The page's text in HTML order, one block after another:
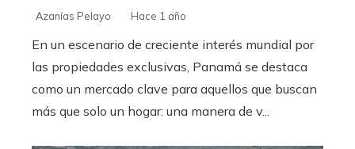
Azanías Pelayo Hace 1 año
En un escenario de creciente interés mundial por
las propiedades exclusivas, Panamá se destaca
como un mercado clave para aquellos que buscan
más que solo un hogar: una manera de v...